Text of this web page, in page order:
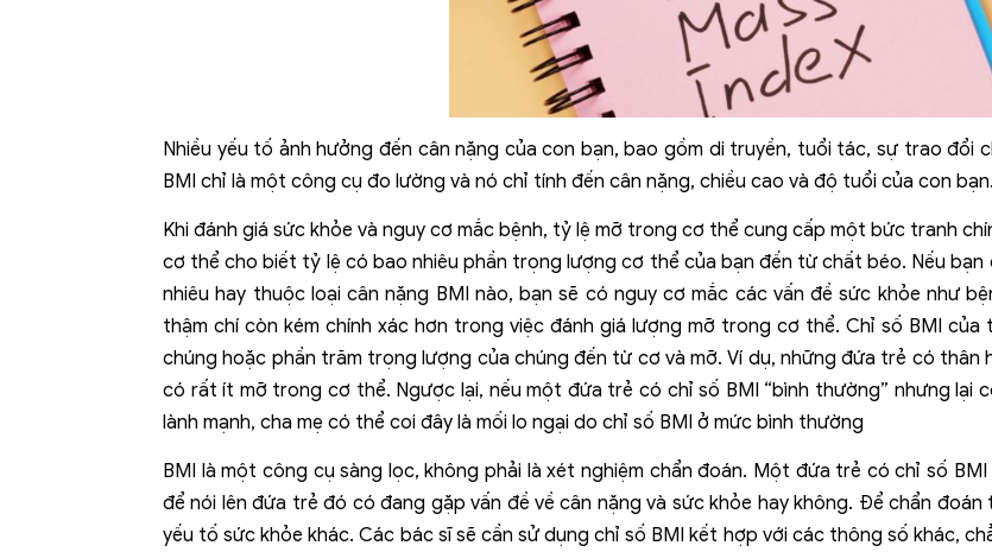
Nhiều yếu tố ảnh hưởng đến cân nặng của con bạn, bao gồm di truyền, tuổi tác, sự trao
BMI chỉ là một công cụ đo lường và nó chỉ tính đến cân nặng, chiều cao và độ tuổi của con bạn.
Khi đánh giá sức khỏe và nguy cơ mắc bệnh, tỷ lệ mỡ trong cơ thể cung cấp một bức tranh
cơ thể cho biết tỷ lệ có bao nhiêu phần trọng lượng cơ thể của bạn đến từ chất béo. Nếu
nhiêu hay thuộc loại cân nặng BMI nào, bạn sẽ có nguy cơ mắc các vấn đề sức khỏe như
thậm chí còn kém chính xác hơn trong việc đánh giá lượng mỡ trong cơ thể. Chỉ số BMI
chúng hoặc phần trăm trọng lượng của chúng đến từ cơ và mỡ. Ví dụ, những đứa trẻ có thân
có rất ít mỡ trong cơ thể. Ngược lại, nếu một đứa trẻ có chỉ số BMI “bình thường” nhưng lại
lành mạnh, cha mẹ có thể coi đây là mối lo ngại do chỉ số BMI ở mức bình thường
BMI là một công cụ sàng lọc, không phải là xét nghiệm chẩn đoán. Một đứa trẻ có chỉ số
để nói lên đứa trẻ đó có đang gặp vấn đề về cân nặng và sức khỏe hay không. Để chẩn
yếu tố sức khỏe khác. Các bác sĩ sẽ cần sử dụng chỉ số BMI kết hợp với các thông số khác,